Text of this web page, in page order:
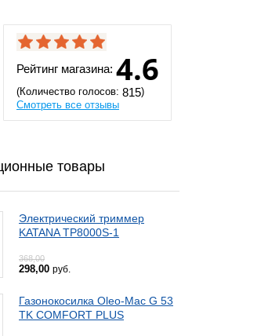
Рейтинг магазина: 4.6
(Количество голосов: 815)
Смотреть все отзывы
товары
Электрический триммер
KATANA TP8000S-1
368,00
298,00 руб.
Газонокосилка Oleo-Mac G 53
TK COMFORT PLUS